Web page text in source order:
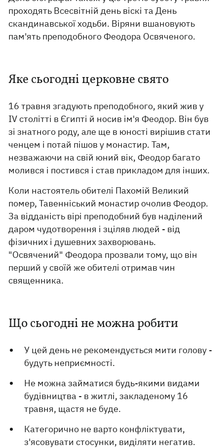
проходять Всесвітній день віскі та День
скандинавської ходьби. Віряни вшановують
пам'ять преподобного Феодора Освяченого.
Яке сьогодні церковне свято
16 травня згадують преподобного, який жив у
IV столітті в Єгипті й носив ім'я Феодор. Він був
зі знатного роду, але ще в юності вирішив стати
ченцем і потай пішов у монастир. Там,
незважаючи на свій юний вік, Феодор багато
молився і постився і став прикладом для інших.
Коли настоятель обителі Пахомій Великий
помер, Тавенніський монастир очолив Феодор.
За відданість вірі преподобний був наділений
даром чудотворення і зціляв людей - від
фізичних і душевних захворювань.
"Освячений" Феодора прозвали тому, що він
перший у своїй же обителі отримав чин
священника.
Що сьогодні не можна робити
У цей день не рекомендується мити голову -
будуть неприємності.
Не можна займатися будь-якими видами
будівництва - в житлі, закладеному 16
травня, щастя не буде.
Категорично не варто конфліктувати,
з'ясовувати стосунки, виділяти негатив.